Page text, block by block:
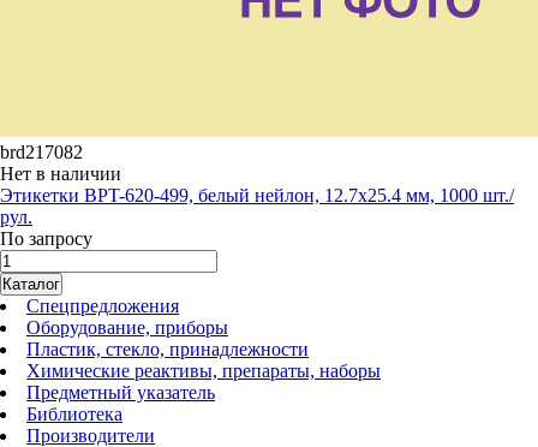
brd217082
Нет в наличии
Этикетки BPT-620-499, белый нейлон, 12.7х25.4 мм, 1000 шт./
рул.
По запросу
Каталог
Спецпредложения
Оборудование, приборы
Пластик, стекло, принадлежности
Химические реактивы, препараты, наборы
Предметный указатель
Библиотека
Производители